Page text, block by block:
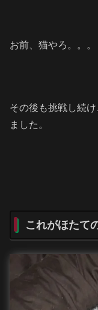
お前、猫やろ。。。
その後も挑戦し続
ました。
これがほたて